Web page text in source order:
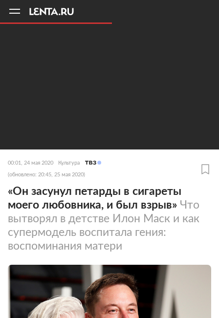
00:01, 24 мая 2020 Культура
(обновлено: 20:45, 25 мая 2020)
«Он засунул петарды в сигареты
моего любовника, и был взрыв» Что
вытворял в детстве Илон Маск и как
супермодель воспитала гения:
воспоминания матери